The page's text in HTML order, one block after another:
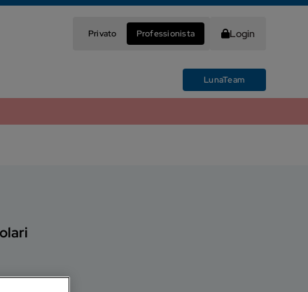
Privato Professionista Login
LunaTeam